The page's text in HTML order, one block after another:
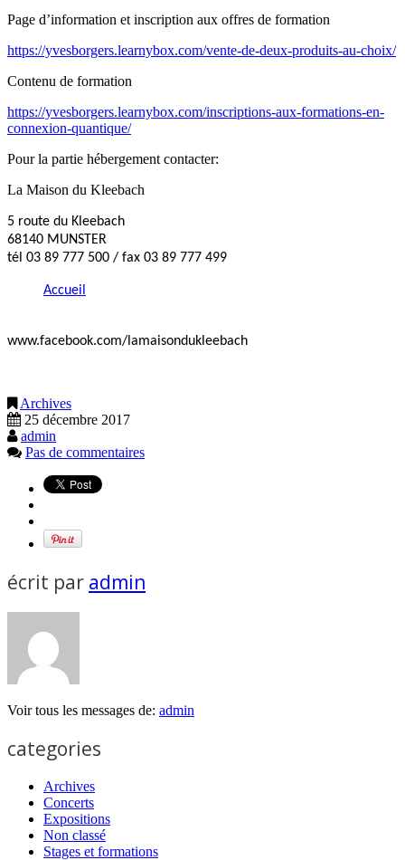
Page d’information et inscription aux offres de formation
https://yvesborgers.learnybox.com/vente-de-deux-produits-au-choix/
Contenu de formation
https://yvesborgers.learnybox.com/inscriptions-aux-formations-en-
connexion-quantique/
Pour la partie hébergement contacter:
La Maison du Kleebach
5 route du Kleebach
68140 MUNSTER
tél 03 89 777 500 / fax 03 89 777 499
Accueil
www.facebook.com/lamaisondukleebach
Archives
25 décembre 2017
admin
Pas de commentaires
écrit par admin
Voir tous les messages de: admin
categories
Archives
Concerts
Expositions
Non classé
Stages et formations